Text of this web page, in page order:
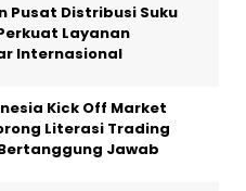
Pusat Distribusi Suku
Layanan
Internasional
Kick Off Market
Literasi Trading
Jawab